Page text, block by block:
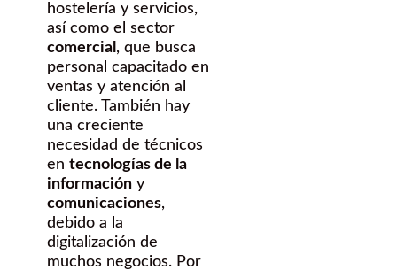
hostelería y servicios,
así como el sector
comercial , que busca
personal capacitado en
ventas y atención al
cliente. También hay
una creciente
necesidad de técnicos
en tecnologías de la
información y
comunicaciones,
debido a la
digitalización de
muchos negocios. Por